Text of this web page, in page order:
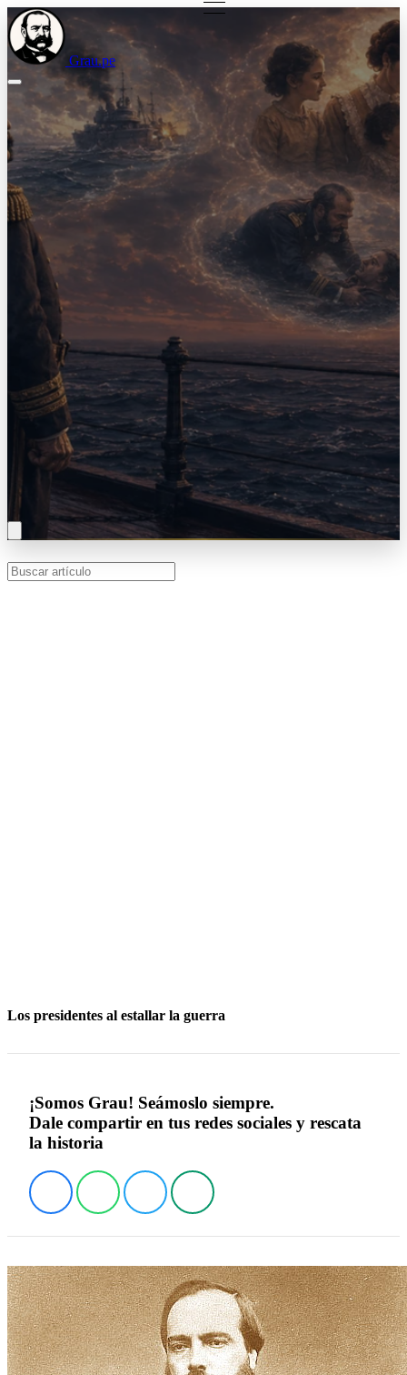
Grau.pe
Los presidentes al estallar la guerra
¡Somos Grau! Seámoslo siempre.
Dale compartir en tus redes sociales y rescata
la historia